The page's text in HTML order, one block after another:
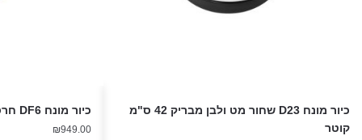
כיור מונח D23 שחור מט ולבן מבריק 42 ס"מ
קוטר
כיור מונח DF6 חרס כחול מט
₪949.00